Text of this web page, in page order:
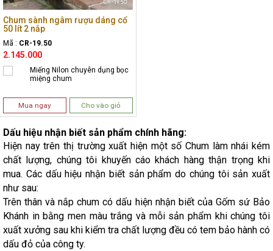
Chum sành ngâm rượu dáng cổ
50 lít 2 nắp
Mã : CR-19.50
2.145.000
Miếng Nilon chuyên dụng bọc
miệng chum
Mua ngay Cho vào giỏ
Dấu hiệu nhận biết sản phẩm chính hãng:
Hiện nay trên thị trường xuất hiện một số Chum làm nhái kém
chất lượng, chúng tôi khuyến cáo khách hàng thận trọng khi
mua. Các dấu hiệu nhận biết sản phẩm do chúng tôi sản xuất
như sau:
Trên thân và nắp chum có dấu hiện nhận biết của Gốm sứ Bảo
Khánh in bằng men màu trắng và mỗi sản phẩm khi chúng tôi
xuất xưởng sau khi kiểm tra chất lượng đều có tem bảo hành có
dấu đỏ của công ty.